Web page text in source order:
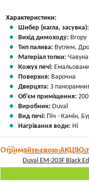
Характеристики:
Шибер (кагла,
Вихід димоходу: Вгору
Тип палива: Вуглем,
Матеріал топки: Чавуна
Кожух печі:
Поверхня: Варочна
Дверцята: З
Об'єм приміщення:
Виробник: Duval
Вид печі: Піч - Камін,
Нагрівання води: Ні
Отримайте свою АКЦІЮ